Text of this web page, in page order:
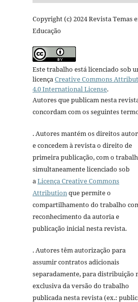
Copyright (c) 2024 Revista Temas
Educação
Este trabalho está licenciado sob
licençaCreative Commons
4.0 International License.
Autores que publicam nesta
concordam com os seguintes
. Autores mantém os direitos
e concedem à revista o direito de
primeira publicação, com o
simultaneamente licenciado sob
aLicença Creative Commons
Attributionque permite o
compartilhamento do trabalho
reconhecimento da autoria e
publicação inicial nesta revista.
. Autores têm autorização para
assumir contratos adicionais
separadamente, para distribuição
exclusiva da versão do trabalho
publicada nesta revista (ex.: